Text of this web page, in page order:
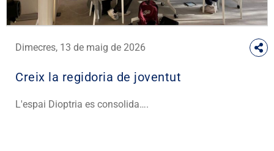
Dimecres, 13 de maig de 2026
Creix la regidoria de joventut
L'espai Dioptria es consolida….